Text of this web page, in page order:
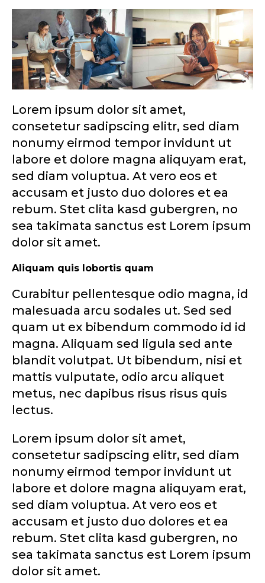
Lorem ipsum dolor sit amet,
consetetur sadipscing elitr, sed diam
nonumy eirmod tempor invidunt ut
labore et dolore magna aliquyam erat,
sed diam voluptua. At vero eos et
accusam et justo duo dolores et ea
rebum. Stet clita kasd gubergren, no
sea takimata sanctus est Lorem ipsum
dolor sit amet.
Aliquam quis lobortis quam
Curabitur pellentesque odio magna, id
malesuada arcu sodales ut. Sed sed
quam ut ex bibendum commodo id id
magna. Aliquam sed ligula sed ante
blandit volutpat. Ut bibendum, nisi et
mattis vulputate, odio arcu aliquet
metus, nec dapibus risus risus quis
lectus.
Lorem ipsum dolor sit amet,
consetetur sadipscing elitr, sed diam
nonumy eirmod tempor invidunt ut
labore et dolore magna aliquyam erat,
sed diam voluptua. At vero eos et
accusam et justo duo dolores et ea
rebum. Stet clita kasd gubergren, no
sea takimata sanctus est Lorem ipsum
dolor sit amet.